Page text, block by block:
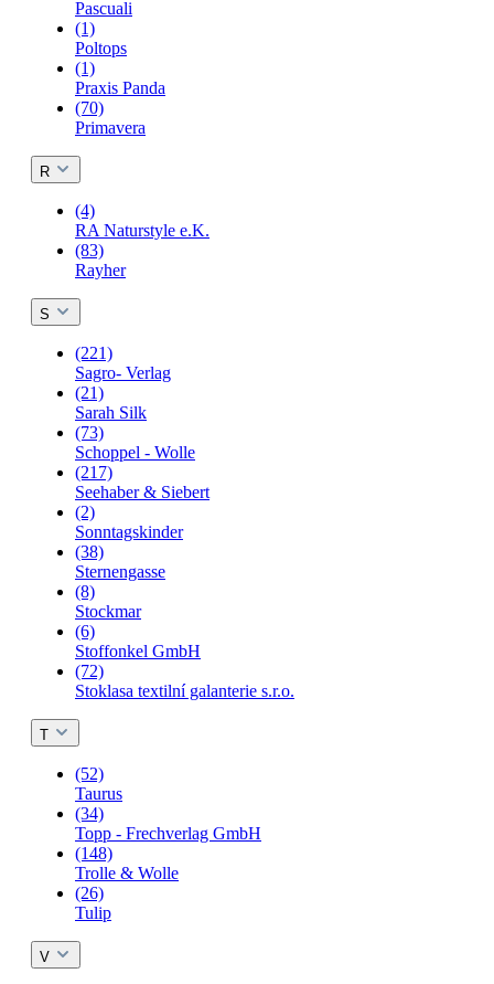
Pascuali
(1)
Poltops
(1)
Praxis Panda
(70)
Primavera
R
(4)
RA Naturstyle e.K.
(83)
Rayher
S
(221)
Sagro- Verlag
(21)
Sarah Silk
(73)
Schoppel - Wolle
(217)
Seehaber & Siebert
(2)
Sonntagskinder
(38)
Sternengasse
(8)
Stockmar
(6)
Stoffonkel GmbH
(72)
Stoklasa textilní galanterie s.r.o.
T
(52)
Taurus
(34)
Topp - Frechverlag GmbH
(148)
Trolle & Wolle
(26)
Tulip
V